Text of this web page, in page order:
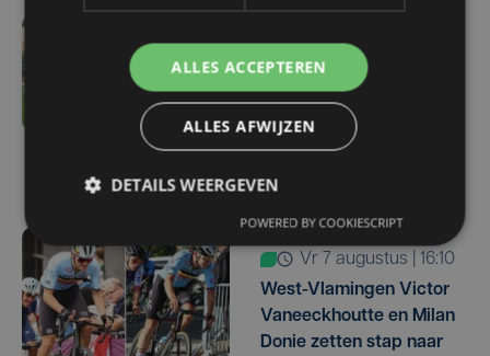
vr 7 augustus | 16:12
Zulte Waregem start
tegen Racing Genk:
"Waarom zou ik onze
ambitie beperken?"
vr 7 augustus | 16:10
West-Vlamingen Victor
Vaneeckhoutte en Milan
Donie zetten stap naar
ALLES ACCEPTEREN
ALLES AFWIJZEN
DETAILS WEERGEVEN
POWERED BY COOKIESCRIPT